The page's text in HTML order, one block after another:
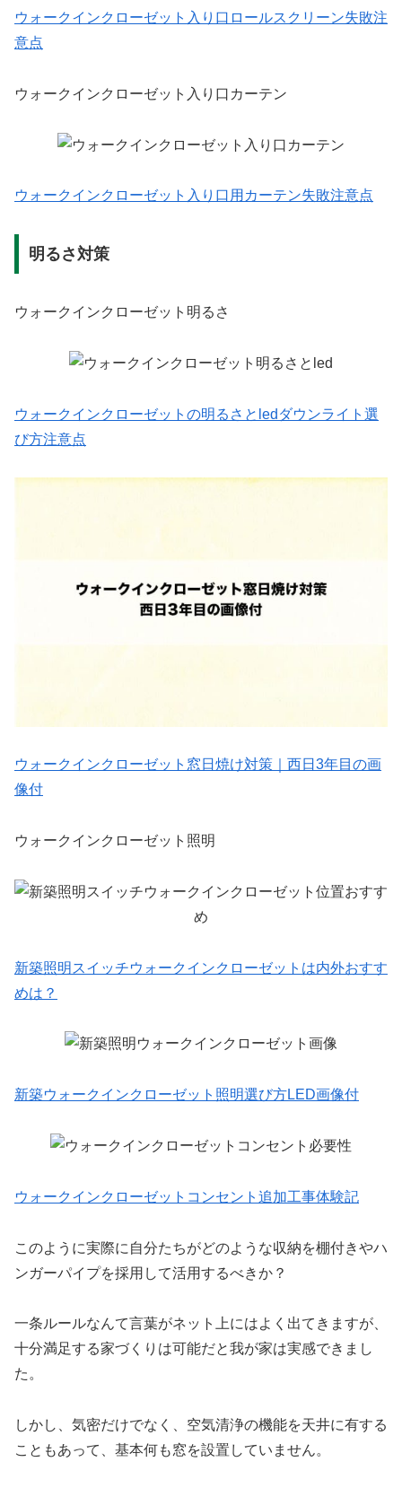
ウォークインクローゼット入り口ロールスクリーン失敗注
意点
ウォークインクローゼット入り口カーテン
ウォークインクローゼット入り口用カーテン失敗注意点
明るさ対策
ウォークインクローゼット明るさ
ウォークインクローゼットの明るさとledダウンライト選
び方注意点
ウォークインクローゼット窓日焼け対策｜西日3年目の画
像付
ウォークインクローゼット照明
新築照明スイッチウォークインクローゼットは内外おすす
めは？
新築ウォークインクローゼット照明選び方LED画像付
ウォークインクローゼットコンセント追加工事体験記
このように実際に自分たちがどのような収納を棚付きやハ
ンガーパイプを採用して活用するべきか？
一条ルールなんて言葉がネット上にはよく出てきますが、
十分満足する家づくりは可能だと我が家は実感できまし
た。
しかし、気密だけでなく、空気清浄の機能を天井に有する
こともあって、基本何も窓を設置していません。